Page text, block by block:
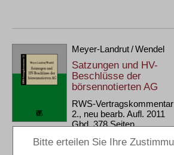
Meyer-Landrut / Wendel
Satzungen und HV-
Beschlüsse der
börsennotierten AG
RWS-Vertragskommentar
2., neu bearb. Aufl. 2011
Gbd. 378 Seiten
ISBN 978-3-8145-8446-1